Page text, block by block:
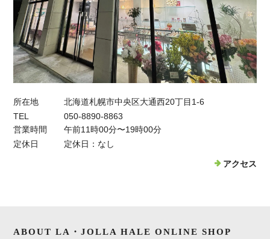
所在地
北海道札幌市中央区大通西20丁目1-6
TEL
050-8890-8863
営業時間
午前11時00分〜19時00分
定休日
定休日：なし
アクセス
ABOUT LA・JOLLA HALE ONLINE SHOP